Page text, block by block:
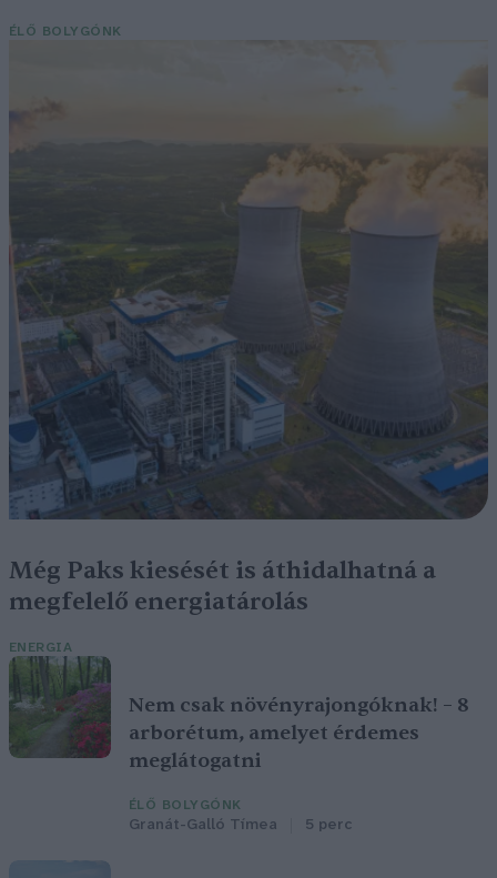
ÉLŐ BOLYGÓNK
Még Paks kiesését is áthidalhatná a
megfelelő energiatárolás
ENERGIA
Nem csak növényrajongóknak! – 8
arborétum, amelyet érdemes
meglátogatni
ÉLŐ BOLYGÓNK
Granát-Galló Tímea 5 perc